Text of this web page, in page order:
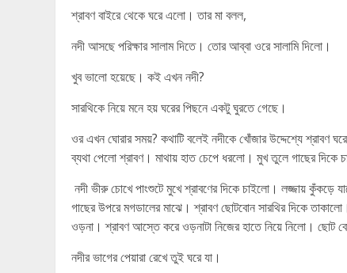
শ্রাবণ বাইরে থেকে ঘরে এলো। তার মা বলল,
নদী আসছে পরিক্ষার সালাম দিতে। তোর আব্বা ওরে সালামি দিলো।
খুব ভালো হয়েছে। কই এখন নদী?
সারথিকে নিয়ে মনে হয় ঘরের পিছনে একটু ঘুরতে গেছে।
ওর এখন ঘোরার সময়? কথাটি বলেই নদীকে খোঁজার উদ্দেশ্যে শ্রাবণ
ব্যথা পেলো শ্রাবণ। মাথায় হাত চেপে ধরলো। মুখ তুলে গাছের দিকে
নদী ভীরু চোখে পাংশুটে মুখে শ্রাবণের দিকে চাইলো। লজ্জায় কুঁকড়ে
গাছের উপরে মগডালের মাঝে। শ্রাবণ ছোটবোন সারথির দিকে
ওড়না। শ্রাবণ আস্তে করে ওড়নাটা নিজের হাতে নিয়ে নিলো। ছোট
নদীর ভাগের পেয়ারা রেখে তুই ঘরে যা।